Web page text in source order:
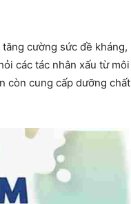
cường sức đề kháng,
các tác nhân xấu từ môi
còn cung cấp dưỡng chất